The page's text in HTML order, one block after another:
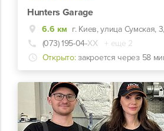
Hunters Garage
6.6 км г. Киев, улица Сумская,
(073) 195-04-ХХ
+ еще 2
Открыто: закроется через 58